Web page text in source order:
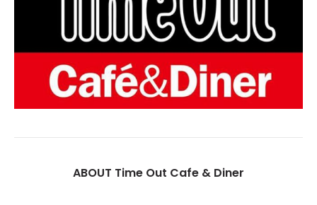
ABOUT Time Out Cafe & Diner